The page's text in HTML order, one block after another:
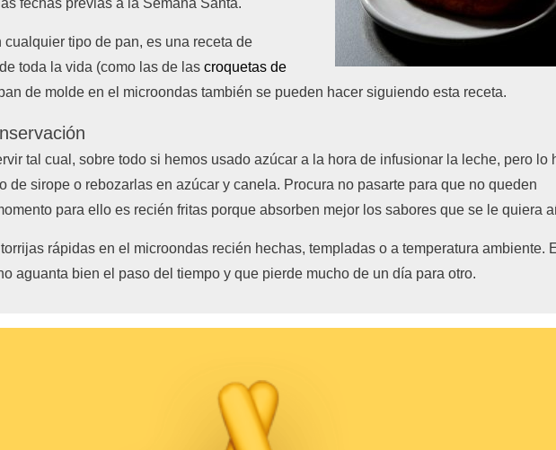
fechas previas a la Semana Santa.
cualquier tipo de pan, es una receta de
toda la vida (como las de las croquetas de
de molde en el microondas también se pueden hacer siguiendo esta receta.
tal cual, sobre todo si hemos usado azúcar a la hora de infusionar la leche, pero lo
de sirope o rebozarlas en azúcar y canela. Procura no pasarte para que no queden
para ello es recién fritas porque absorben mejor los sabores que se le quiera
rápidas en el microondas recién hechas, templadas o a temperatura ambiente.
aguanta bien el paso del tiempo y que pierde mucho de un día para otro.